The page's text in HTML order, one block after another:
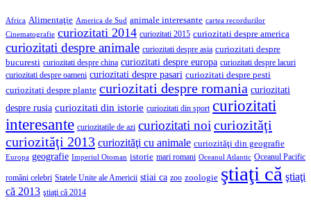
Africa Alimentaţie America de Sud animale interesante cartea recordurilor
Cinematografie curiozitati 2014 curiozitati 2015 curiozitati despre america
curiozitati despre animale curiozitati despre asia curiozitati despre
bucuresti curiozitati despre china curiozitati despre europa curiozitati despre lacuri
curiozitati despre oameni curiozitati despre pasari curiozitati despre pesti
curiozitati despre plante curiozitati despre romania curiozitati
despre rusia curiozitati din istorie curiozitati din sport curiozitati
interesante curiozitatile de azi curiozitati noicuriozităţi
curiozităţi 2013 curiozităţi cu animale curiozităţi din geografie
Europa geografie Imperiul Otoman istorie mari romani Oceanul Atlantic Oceanul Pacific
români celebri Statele Unite ale Americii stiai ca zoo zoologie ştiaţi că ştiaţi
că 2013 ştiaţi că 2014